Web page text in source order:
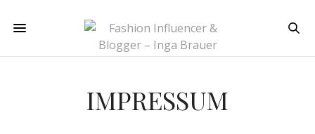
IMPRESSUM